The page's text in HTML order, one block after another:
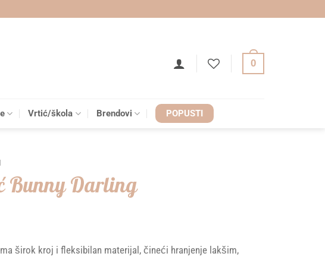
0
Vrtić/škola Brendovi POPUSTI
Bunny Darling
širok kroj i fleksibilan materijal, čineći hranjenje lakšim,